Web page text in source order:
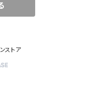
ストア